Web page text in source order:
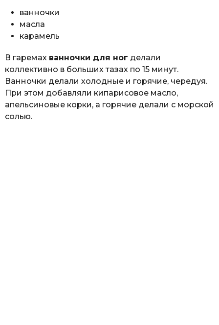
ванночки
масла
карамель
В гаремах ванночки для ног делали
коллективно в больших тазах по 15 минут.
Ванночки делали холодные и горячие, чередуя.
При этом добавляли кипарисовое масло,
апельсиновые корки, а горячие делали с морской
солью.